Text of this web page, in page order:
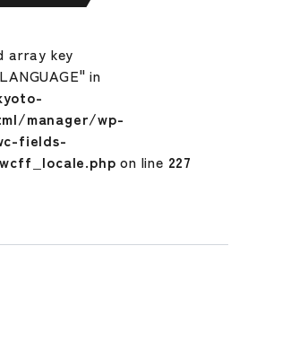
array key
in
manager/wp-
fields-
on line 227